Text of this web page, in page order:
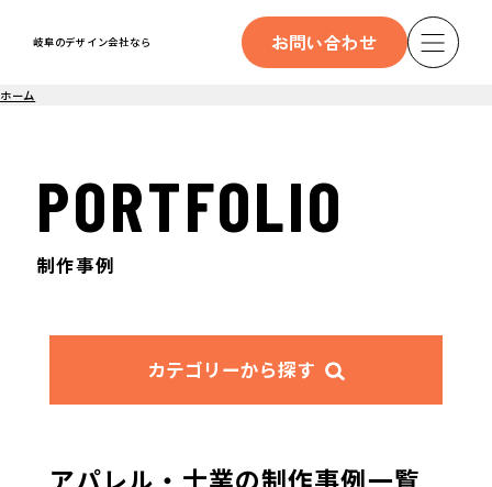
岐阜のデザイン会社なら お問い合わせ
ホーム
PORTFOLIO
制作事例
カテゴリーから探す
アパレル・士業の制作事例一覧